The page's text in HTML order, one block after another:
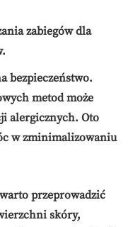
zabiegów dla
bezpieczeństwo.
metod może
alergicznych. Oto
w zminimalizowaniu
przeprowadzić
skóry,